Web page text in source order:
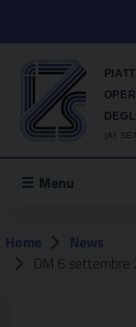
(AI
Menu
Home
News
DM 6 settembre 2023: Attivato il